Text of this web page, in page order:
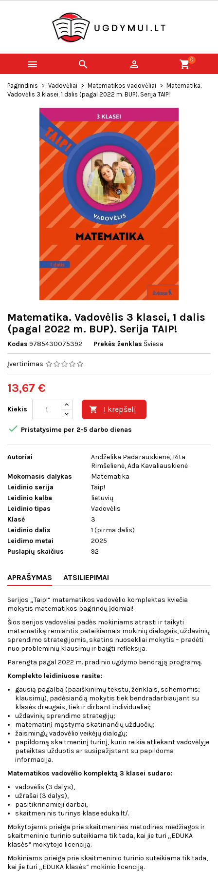
   shopping_cart0
Pagrindinis Vadovėliai Matematikos vadovėliai
Matematika.
Vadovėlis 3 klasei, 1 dalis (pagal 2022 m. BUP). Serija TAIP!
Matematika. Vadovėlis 3 klasei, 1 dalis
(pagal 2022 m. BUP). Serija TAIP!
Kodas 9785430075392 Prekės ženklas Šviesa
Įvertinimas
13,67 €
Kiekis  Į krepšelį
 Pristatysime per 2-5 darbo dienas
Autoriai
Andželika Padarauskienė, Rita
Rimšelienė, Ada Kavaliauskienė
Mokomasis dalykas
Matematika
Leidinio serija
Taip!
Leidinio kalba
lietuvių
Leidinio tipas
Vadovėlis
Klasė
3
Leidinio dalis
1 (pirma dalis)
Leidimo metai
2025
Puslapių skaičius
92
APRAŠYMAS ATSILIEPIMAI
Serijos „Taip!“ matematikos vadovėlio komplektas kviečia
mokytis matematikos pagrindų įdomiai!
Šios serijos vadovėliai padės mokiniams atrasti ir taikyti
matematiką remiantis pateikiamais mokinių dialogais, uždavinių
sprendimo strategijomis, skatins nuosekliai mokytis – pradėti
nuo probleminių klausimų ir baigti refleksija.
Parengta pagal 2022 m. pradinio ugdymo bendrąją programą.
Komplekto leidiniuose rasite:
gausią pagalbą (paaiškinimų tekstu, ženklais, schemomis;
klausimų), padėsiančią mokytis tiek bendradarbiaujant su
klasės draugais, tiek ir dirbant individualiai;
uždavinių sprendimo strategijų;
matematinį mąstymą skatinančių užduočių;
žaismingų vadovėlio veikėjų dialogų;
papildomą skaitmeninį turinį, kurio reikia atliekant vadovėlyje
pateiktas užduotis ar susipažįstant su papildoma
informacija.
Matematikos vadovėlio komplektą 3 klasei sudaro:
vadovėlis (3 dalys),
užrašai (3 dalys),
pasitikrinamieji darbai,
skaitmeninis turinys klase.eduka.lt/.
Mokytojams prieiga prie skaitmeninės metodinės medžiagos ir
skaitmeninio turinio suteikiama tik tada, kai jie turi „EDUKA
klasės“ mokytojo licenciją.
Mokiniams prieiga prie skaitmeninio turinio suteikiama tik tada,
kai jie turi „EDUKA klasės“ mokinio licenciją.